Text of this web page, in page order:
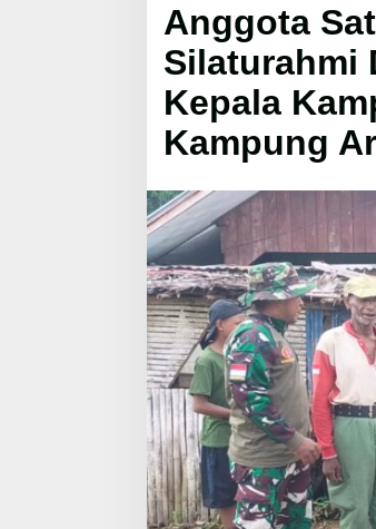
Anggota
Silaturahmi
Kepala
Kampung